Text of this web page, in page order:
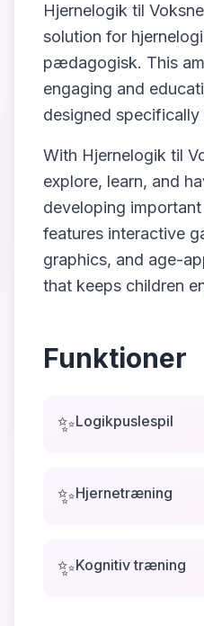
Hjernelogik til Voksne
solution for
pædagogisk. This
engaging and
designed specifically
With Hjernelogik til
explore, learn, and
developing
features interactive
graphics, and age-
that keeps children
Funktioner
✨Logikpuslespil
✨Hjernetræning
✨Kognitiv træning